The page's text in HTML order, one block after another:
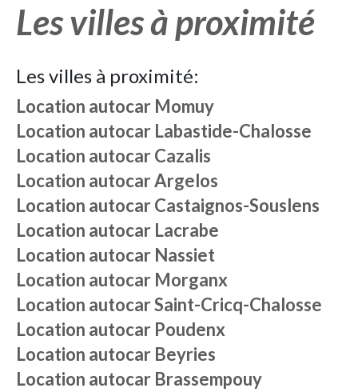
Les villes à proximité
Les villes à proximité:
Location autocar Momuy
Location autocar Labastide-Chalosse
Location autocarCazalis
Location autocarArgelos
Location autocarCastaignos-Souslens
Location autocar Lacrabe
Location autocar Nassiet
Location autocar Morganx
Location autocarSaint-Cricq-Chalosse
Location autocar Poudenx
Location autocar Beyries
Location autocar Brassempouy